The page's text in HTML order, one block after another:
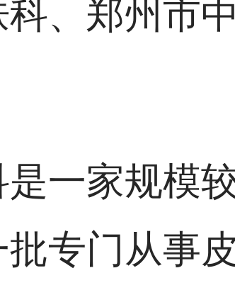
、郑州市
一家规模
专门从事